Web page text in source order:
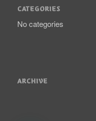
CATEGORIES
No categories
ARCHIVE